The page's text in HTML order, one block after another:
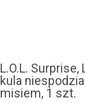
L.O.L. Surprise,
kula
misiem, 1 szt.